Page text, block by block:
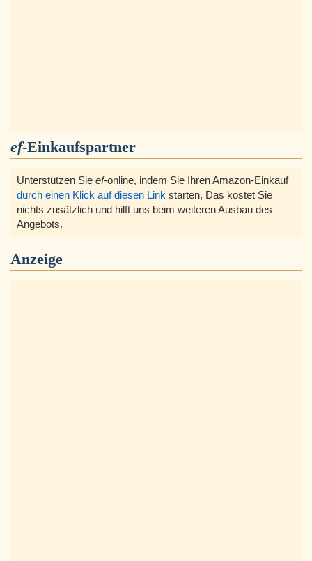
ef-Einkaufspartner
Unterstützen Sie ef-online, indem Sie Ihren Amazon-Einkauf
durch einen Klick auf diesen Link starten, Das kostet Sie
nichts zusätzlich und hilft uns beim weiteren Ausbau des
Angebots.
Anzeige